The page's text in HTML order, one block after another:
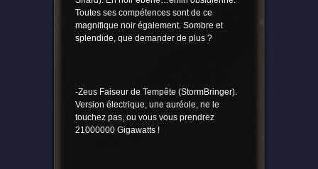
Toutes ses compétences sont de ce
magnifique noir également. Sombre et
splendide, que demander de plus ?
-Zeus Faiseur de Tempête (StormBringer).
Version électrique, une auréole, ne le
touchez pas, ou vous vous prendrez
21000000 Gigawatts !